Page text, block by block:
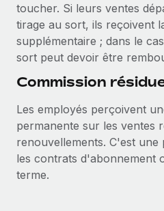
Avantages sociaux
Gérez facilement les
freelances Plus
Remote a toujours pour mission
toute taille à embaucher, gérer
Comment Phiture gère
répartis dans 19 pays
Phiture, un leader notable du
toucher. Si leurs ventes
tirage au sort, ils reçoivent
supplémentaire ; dans le
sort peut devoir être
Commission
Les employés perçoivent
permanente sur les ventes
renouvellements. C'est
les contrats d'abonnement
terme.